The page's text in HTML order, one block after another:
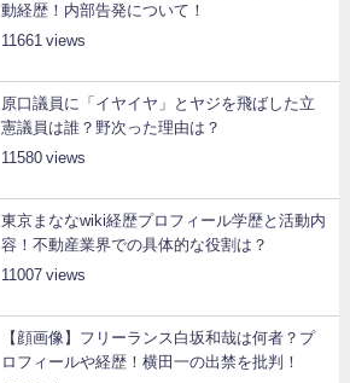
動経歴！内部告発について！
11661
原口議員に「イヤイヤ」とヤジを飛ばした立
憲議員は誰？野次った理由は？
11580
東京まななwiki経歴プロフィール学歴と活動内
容！不動産業界での具体的な役割は？
11007
【顔画像】フリーランス白坂和哉は何者？プ
ロフィールや経歴！横田一の出禁を批判！